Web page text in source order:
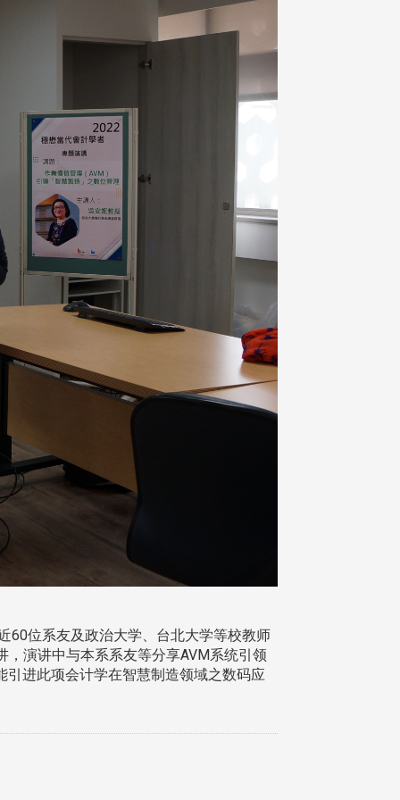
位系友及政治大学、台北大学等校教师
演讲中与本系系友等分享AVM系统引领
进此项会计学在智慧制造领域之数码应